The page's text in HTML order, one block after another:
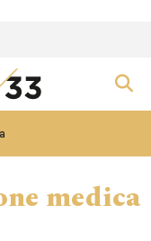
medica